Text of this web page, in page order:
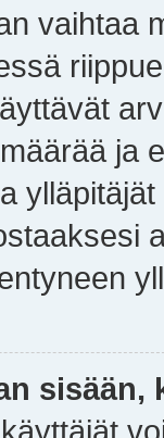
vaihtaa
ja
sisään,